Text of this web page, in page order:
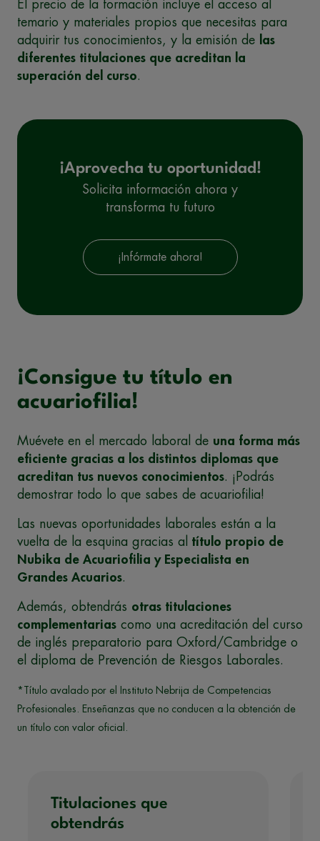
El precio de la formación incluye el acceso al
temario y materiales propios que necesitas para
adquirir tus conocimientos, y la emisión de
las
diferentes titulaciones que acreditan la
superación del curso.
¡Aprovecha tu oportunidad!
Solicita información ahora y
transforma tu futuro
¡Infórmate ahora!
¡Consigue tu título en
acuariofilia!
Muévete en el mercado laboral de una forma más
eficiente gracias a los distintos diplomas que
acreditan tus nuevos conocimientos. ¡Podrás
demostrar todo lo que sabes de acuariofilia!
Las nuevas oportunidades laborales están a la
vuelta de la esquina gracias al
título propio de
Nubika de Acuariofilia y Especialista en
Grandes Acuarios.
Además, obtendrás otras titulaciones
complementarias como una acreditación del curso
de inglés preparatorio para Oxford/Cambridge o
el diploma de Prevención de Riesgos Laborales.
*Título avalado por el Instituto Nebrija de Competencias
Profesionales. Enseñanzas que no conducen a la obtención de
un título con valor oficial.
Titulaciones que
obtendrás